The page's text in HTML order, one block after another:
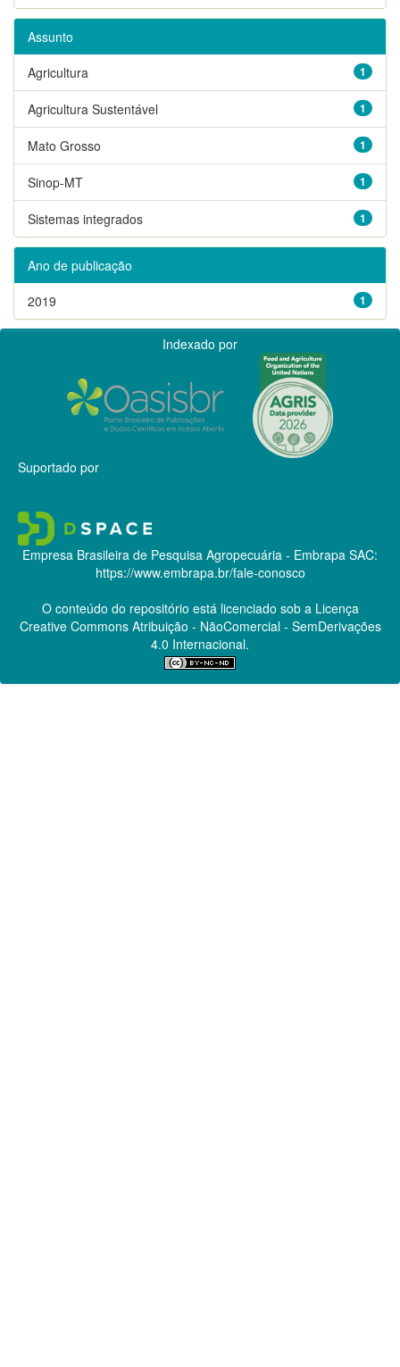
Assunto
1
Agricultura
1
Agricultura Sustentável
1
Mato Grosso
1
Sinop-MT
1
Sistemas integrados
Ano de publicação
1
2019
Indexado por
Suportado por
Empresa Brasileira de Pesquisa Agropecuária - Embrapa SAC:
https://www.embrapa.br/fale-conosco
O conteúdo do repositório está licenciado sob a Licença
Creative CommonsAtribuição - NãoComercial - SemDerivações
4.0 Internacional.